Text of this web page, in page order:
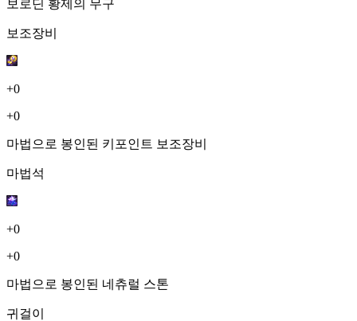
보로딘 황제의 무구
보조장비
+0
+0
마법으로 봉인된 키포인트 보조장비
마법석
+0
+0
마법으로 봉인된 네츄럴 스톤
귀걸이